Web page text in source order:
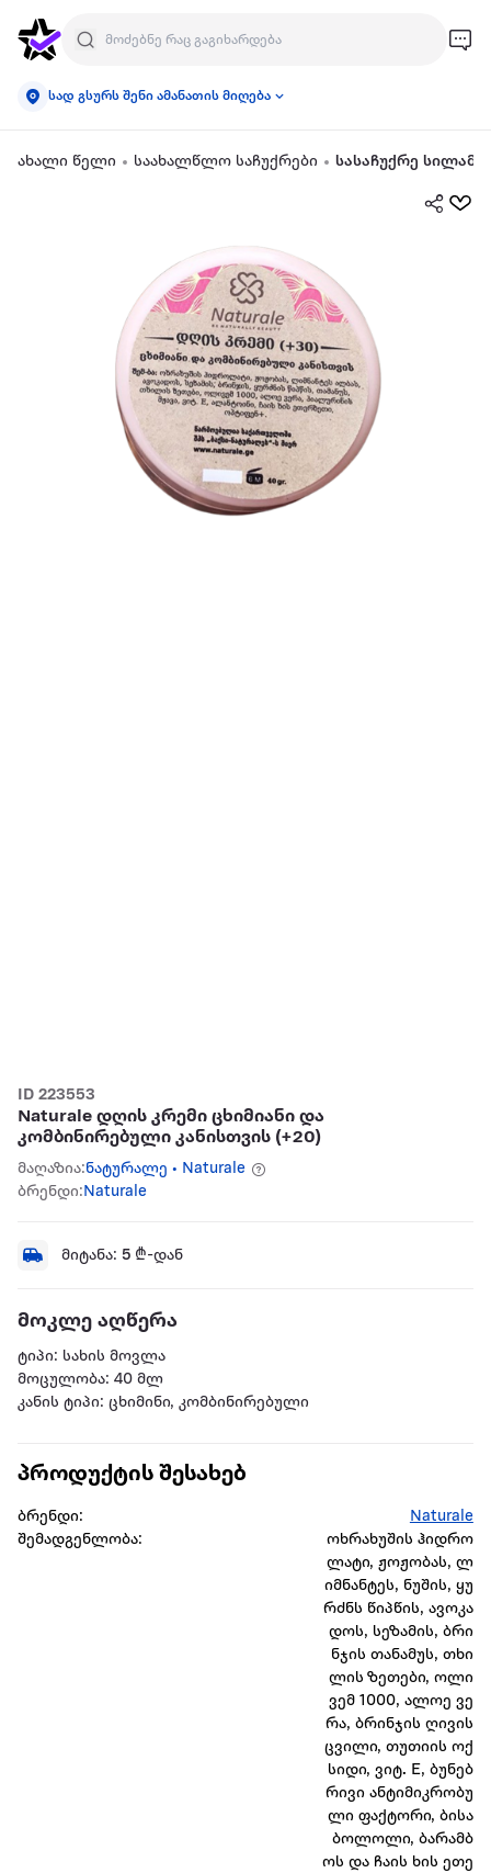
სად გსურს შენი ამანათის მიღება
ახალი წელი საახალწლო საჩუქრები სასაჩუქრე
ID 223553
Naturale დღის კრემი ცხიმიანი და
კომბინირებული კანისთვის (+20)
მაღაზია:ნატურალე • Naturale
ბრენდი:Naturale
მიტანა: 5 ₾-დან
მოკლე აღწერა
ტიპი: სახის მოვლა
მოცულობა: 40 მლ
კანის ტიპი: ცხიმინი, კომბინირებული
პროდუქტის შესახებ
ბრენდი:
Naturale
შემადგენლობა:
ოხრახუშის ჰიდრო
ლატი, ჟოჟობას, ლ
იმნანტეს, ნუშის, ყუ
რძნს წიპწის, ავოკა
დოს, სეზამის, ბრი
ნჯის თანამუს, თხი
ლის ზეთები, ოლი
ვემ 1000, ალოე ვე
რა, ბრინჯის ღივის
ცვილი, თუთიის ოქ
სიდი, ვიტ. E, ბუნებ
რივი ანტიმიკრობუ
ლი ფაქტორი, ბისა
ბოლოლი, ბარამბ
ოს და ჩაის ხის ეთე